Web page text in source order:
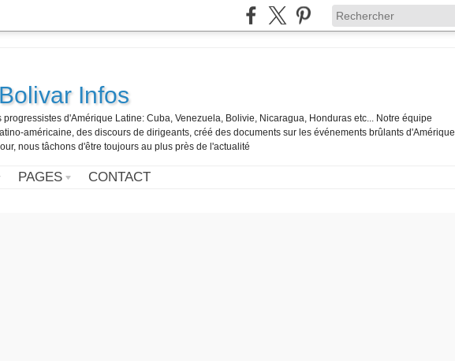
Infos
d'Amérique Latine: Cuba, Venezuela, Bolivie, Nicaragua, Honduras etc... Notre équipe
américaine, des discours de dirigeants, créé des documents sur les événements brûlants d'Amérique
nous tâchons d'être toujours au plus près de l'actualité
PAGES CONTACT